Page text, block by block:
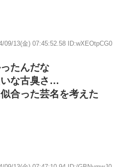
09/13(金) 07:45:52.58 ID:wXEOtpCG0
たんだな
な古臭さ…
合った芸名を考えた